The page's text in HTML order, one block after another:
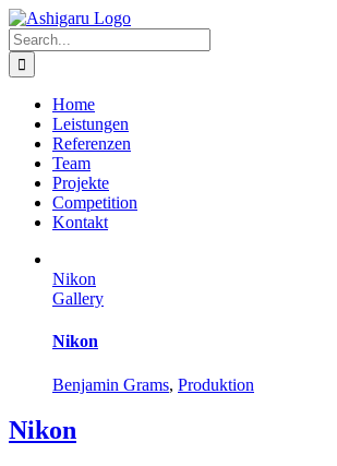
Skip
to
content
Search
for:
Home
Leistungen
Referenzen
Team
Projekte
Competition
Kontakt
Nikon
Gallery
Nikon
Benjamin Grams, Produktion
Nikon